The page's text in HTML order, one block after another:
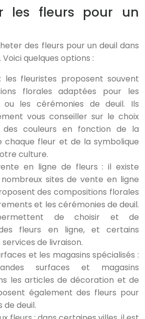
les fleurs pour un
des fleurs pour un deuil dans
quelques options :
les fleuristes proposent souvent
florales adaptées pour les
ou les cérémonies de deuil. Ils
vous conseiller sur le choix
couleurs en fonction de la
chaque fleur et de la symbolique
culture.
en ligne de fleurs : il existe
nombreux sites de vente en ligne
des compositions florales
et les cérémonies de deuil.
de choisir et de
fleurs en ligne, et certains
de livraison.
et les magasins spécialisés :
surfaces et magasins
les articles de décoration et de
également des fleurs pour
de deuil.